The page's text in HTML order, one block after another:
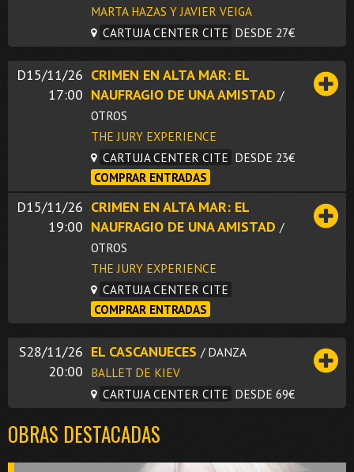
MARTA HAZAS Y JAVIER VEIGA
CARTUJA CENTER CITE DESDE 27€
D15/11/26
17:00
CRIMEN EN ALTA MAR: EL
NAUFRAGIO DE UNA AMISTAD /
OTROS
THE JURY EXPERIENCE
CARTUJA CENTER CITE DESDE 23€
COMPRAR ENTRADAS
D15/11/26
19:00
CRIMEN EN ALTA MAR: EL
NAUFRAGIO DE UNA AMISTAD /
OTROS
THE JURY EXPERIENCE
CARTUJA CENTER CITE
COMPRAR ENTRADAS
S28/11/26
20:00
EL CASCANUECES / DANZA
BALLET DE KIEV
CARTUJA CENTER CITE DESDE 69€
OBRAS DESTACADAS